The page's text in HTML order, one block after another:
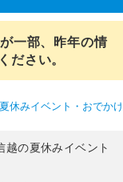
一部、昨年の情
ださい。
休みイベント・おでか
の夏休みイベント